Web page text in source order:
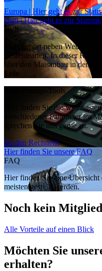
Europa | Hier geht es zur
Welt | Hier geht es zur Statistik
Welt
Mais gehört neben Weizen
Getreidearten. In dieser
über den Maisanbau in den
Erde.
Berechnungs-Tools
Hier finden Sie die
verschiedener Parameter im
sprechen Sie uns gerne an.
Zu den Rechnern
Hier finden Sie unsere FAQ
FAQ
Hier finden Sie eine
meisten gestellt werden.
Noch kein
Alle Vorteile auf einen Blick
Möchten Sie
erhalten?